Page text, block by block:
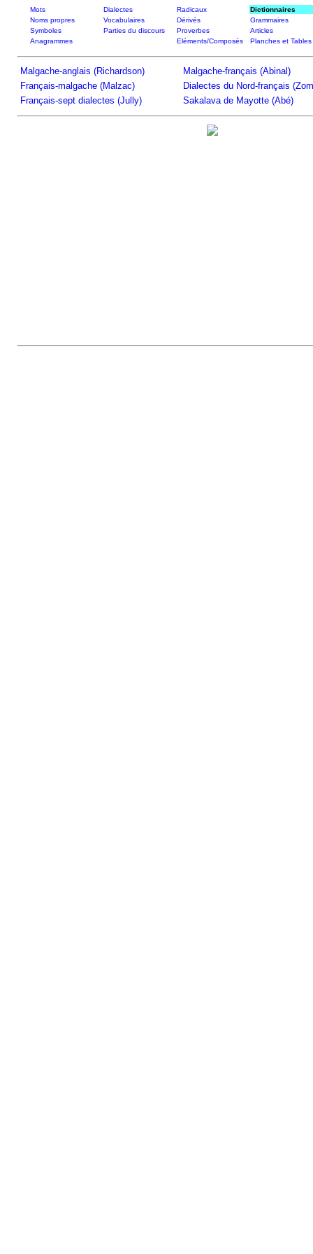
Mots Dialectes Radicaux
Dictionnaires
Noms propres
Vocabulaires Dérivés
Grammaires
Symboles
Parties du discours Proverbes
Articles
Anagrammes
Eléments/Composés Planches et Tables
Malgache-anglais (Richardson)
Malgache-français (Abinal)
Français-malgache (Malzac)
Dialectes du Nord-français
Français-sept dialectes (Jully)
Sakalava de Mayotte (Abé)